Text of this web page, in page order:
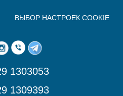
ВЫБОР НАСТРОЕК COOKIE
1303053
1309393